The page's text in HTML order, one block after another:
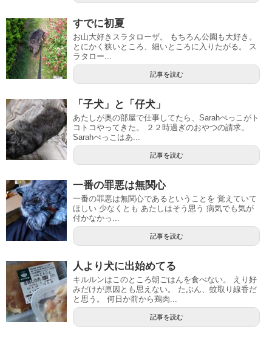
すでに初夏
お山大好きスラタローザ。 もちろん公園も大好き。
とにかく狭いところ、細いところに入りたがる。 ス
ラタロー...
記事を読む
「子犬」と「仔犬」
あたしが奥の部屋で仕事してたら、Sarahぺっこがト
コトコやってきた。 ２２時過ぎのおやつの請求。
Sarahぺっこはあ...
記事を読む
一番の罪悪は無関心
一番の罪悪は無関心であるということを 覚えていて
ほしい 少なくとも あたしはそう思う 病気でも気が
付かなかっ...
記事を読む
人より犬に出始めてる
キルルンはこのところ朝ごはんを食べない。 えり好
みだけが原因とも思えない。 たぶん、蚊取り線香だ
と思う。 何日か前から鶏肉...
記事を読む